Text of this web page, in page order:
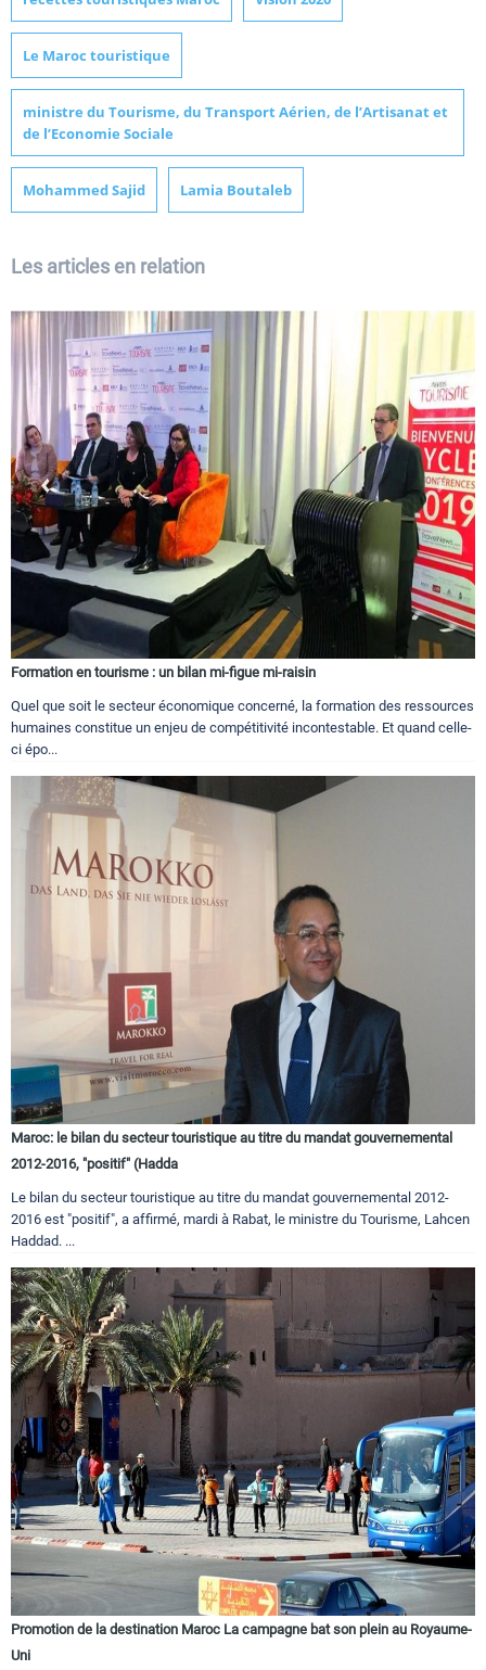
Le Maroc touristique
ministre du Tourisme, du Transport Aérien, de l’Artisanat et
de l’Economie Sociale
Mohammed Sajid Lamia Boutaleb
Les articles en relation
Formation en tourisme : un bilan mi-figue mi-raisin
Quel que soit le secteur économique concerné, la formation des ressources
humaines constitue un enjeu de compétitivité incontestable. Et quand celle-
ci épo...
Maroc: le bilan du secteur touristique au titre du mandat gouvernemental
2012-2016, "positif" (Hadda
Le bilan du secteur touristique au titre du mandat gouvernemental 2012-
2016 est "positif", a affirmé, mardi à Rabat, le ministre du Tourisme, Lahcen
Haddad. ...
Promotion de la destination Maroc La campagne bat son plein au Royaume-
Uni